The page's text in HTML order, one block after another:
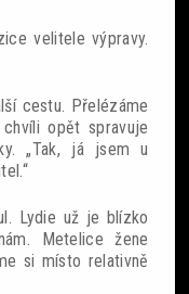
velitele výpravy.
cestu. Přelézáme
opět spravuje
„Tak, já jsem u
Lydie už je blízko
Metelice žene
si místo relativně